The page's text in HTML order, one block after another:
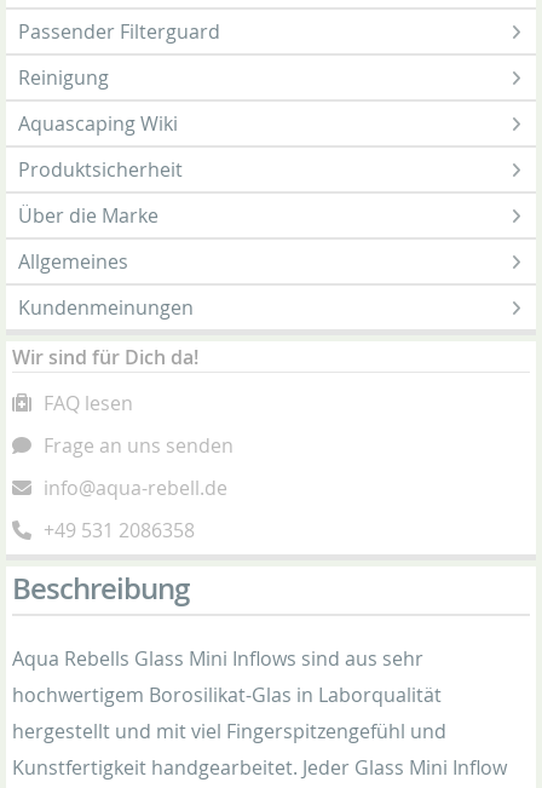
Passender Filterguard
Reinigung
Aquascaping Wiki
Produktsicherheit
Über die Marke
Allgemeines
Kundenmeinungen
Wir sind für Dich da!
FAQ lesen
Frage an uns senden
info@aqua-rebell.de
+49 531 2086358
Beschreibung
Aqua Rebells Glass Mini Inflows sind aus sehr
hochwertigem Borosilikat-Glas in Laborqualität
hergestellt und mit viel Fingerspitzengefühl und
Kunstfertigkeit handgearbeitet. Jeder Glass Mini Inflow